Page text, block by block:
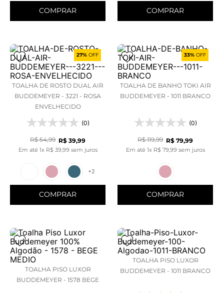
COMPRAR COMPRAR
27% OFF
TOALHA DE ROSTO DUAL AIR
BUDDEMEYER - 3221 - ROSA
ENVELHECIDO
(0)
R$ 54,99 R$ 39,99
Em até 1x R$ 39 99 sem juros
+2
COMPRAR
33% OFF
TOALHA DE BANHO TOKI AIR
BUDDEMEYER - 1011 BRANCO
(0)
R$ 119,99 R$ 79,99
Em até 1x R$ 79 99 sem juros
COMPRAR
TOALHA PISO LUXOR
BUDDEMEYER - 1578 BEGE
TOALHA PISO LUXOR
BUDDEMEYER - 1011 BRANCO